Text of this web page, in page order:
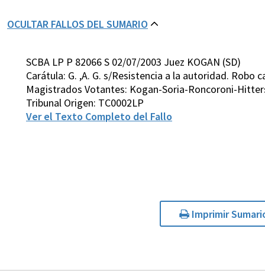
OCULTAR FALLOS DEL SUMARIO
SCBA LP P 82066 S 02/07/2003 Juez KOGAN (SD)
Carátula: G. ,A. G. s/Resistencia a la autoridad. Robo
Magistrados Votantes: Kogan-Soria-Roncoroni-
Tribunal Origen: TC0002LP
Ver el Texto Completo del Fallo
Imprimir